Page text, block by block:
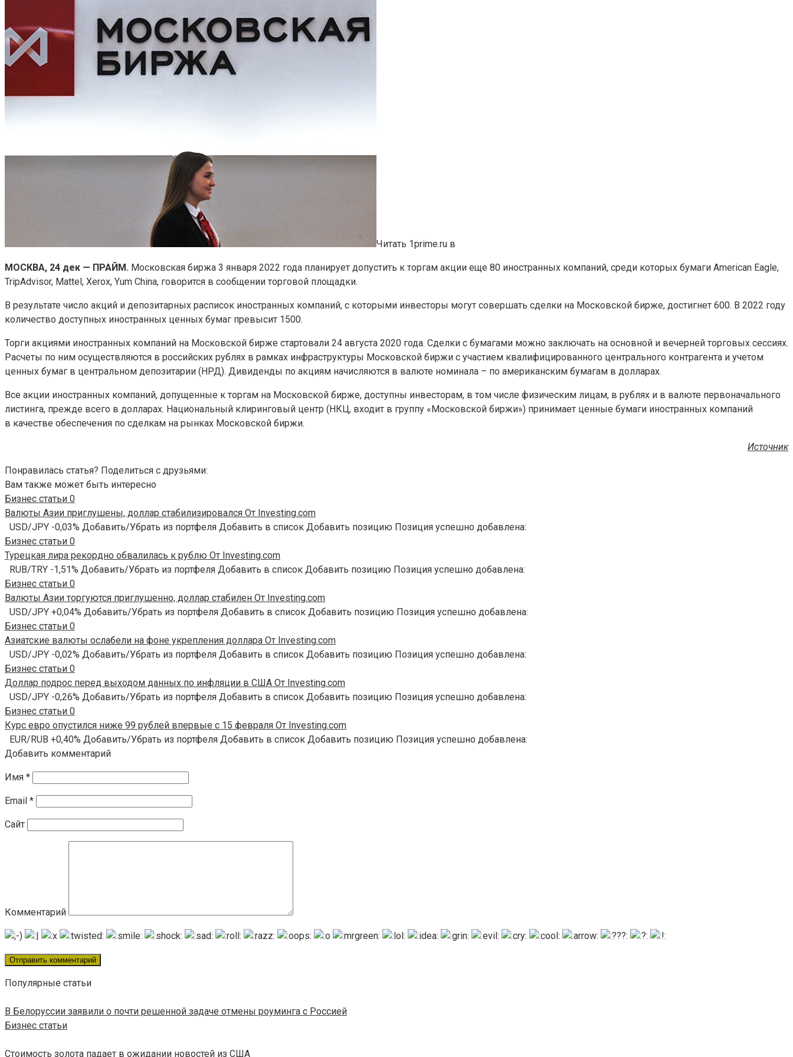
Читать 1prime.ru в
МОСКВА, 24 дек — ПРАЙМ. Московская биржа 3 января 2022 года планирует допустить к торгам акции еще 80 иностранных компаний, среди которых бумаги American Eagle,
TripAdvisor, Mattel, Xerox, Yum China, говорится в сообщении торговой площадки.
В результате число акций и депозитарных расписок иностранных компаний, с которыми инвесторы могут совершать сделки на Московской бирже, достигнет 600. В 2022 году
количество доступных иностранных ценных бумаг превысит 1500.
Торги акциями иностранных компаний на Московской бирже стартовали 24 августа 2020 года. Сделки с бумагами можно заключать на основной и вечерней торговых сессиях.
Расчеты по ним осуществляются в российских рублях в рамках инфраструктуры Московской биржи с участием квалифицированного центрального контрагента и учетом
ценных бумаг в центральном депозитарии (НРД). Дивиденды по акциям начисляются в валюте номинала – по американским бумагам в долларах.
Все акции иностранных компаний, допущенные к торгам на Московской бирже, доступны инвесторам, в том числе физическим лицам, в рублях и в валюте первоначального
листинга, прежде всего в долларах. Национальный клиринговый центр (НКЦ, входит в группу «Московской биржи») принимает ценные бумаги иностранных компаний
в качестве обеспечения по сделкам на рынках Московской биржи.
Источник
Понравилась статья? Поделиться с друзьями:
Вам также может быть интересно
Бизнес статьи 0
Валюты Азии приглушены, доллар стабилизировался От Investing.com
USD/JPY -0,03% Добавить/Убрать из портфеля Добавить в список Добавить позицию Позиция успешно добавлена:
Бизнес статьи 0
Турецкая лира рекордно обвалилась к рублю От Investing.com
RUB/TRY -1,51% Добавить/Убрать из портфеля Добавить в список Добавить позицию Позиция успешно добавлена:
Бизнес статьи 0
Валюты Азии торгуются приглушенно, доллар стабилен От Investing.com
USD/JPY +0,04% Добавить/Убрать из портфеля Добавить в список Добавить позицию Позиция успешно добавлена:
Бизнес статьи 0
Азиатские валюты ослабели на фоне укрепления доллара От Investing.com
USD/JPY -0,02% Добавить/Убрать из портфеля Добавить в список Добавить позицию Позиция успешно добавлена:
Бизнес статьи 0
Доллар подрос перед выходом данных по инфляции в США От Investing.com
USD/JPY -0,26% Добавить/Убрать из портфеля Добавить в список Добавить позицию Позиция успешно добавлена:
Бизнес статьи 0
Курс евро опустился ниже 99 рублей впервые с 15 февраля От Investing.com
EUR/RUB +0,40% Добавить/Убрать из портфеля Добавить в список Добавить позицию Позиция успешно добавлена:
Добавить комментарий
Имя *
Email *
Сайт
Комментарий
Популярные статьи
В Белоруссии заявили о почти решенной задаче отмены роуминга с Россией
Бизнес статьи
Стоимость золота падает в ожидании новостей из США